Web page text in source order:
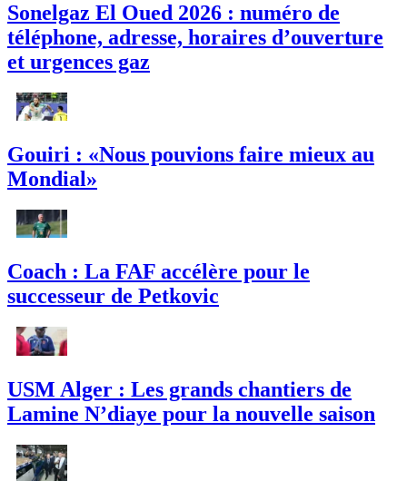
Sonelgaz El Oued 2026 : numéro de
téléphone, adresse, horaires d’ouverture
et urgences gaz
Gouiri : «Nous pouvions faire mieux au
Mondial»
Coach : La FAF accélère pour le
successeur de Petkovic
USM Alger : Les grands chantiers de
Lamine N’diaye pour la nouvelle saison